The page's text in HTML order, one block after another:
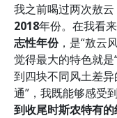
我之前喝过两次敖
2018年份。在我看
志性年份，是“敖云
觉得最大的特色就是
到四块不同风土差
通”，我既能够感受到
到收尾时斯农特有